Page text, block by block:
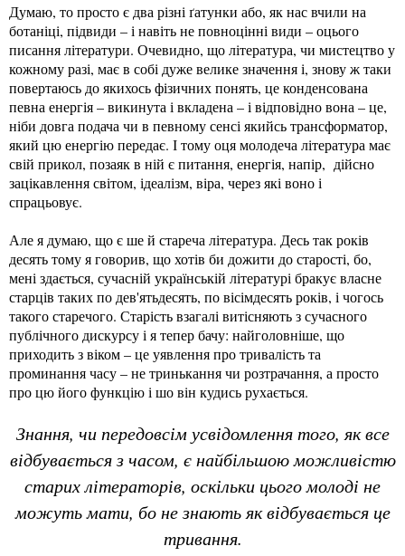
Думаю, то просто є два різні ґатунки або, як нас вчили на
ботаніці, підвиди – і навіть не повноцінні види – оцього
писання літератури. Очевидно, що література, чи мистецтво у
кожному разі, має в собі дуже велике значення і, знову ж таки
повертаюсь до якихось фізичних понять, це конденсована
певна енергія – викинута і вкладена – і відповідно вона – це,
ніби довга подача чи в певному сенсі якийсь трансформатор,
який цю енергію передає. І тому оця молодеча література має
свій прикол, позаяк в ній є питання, енергія, напір, дійсно
зацікавлення світом, ідеалізм, віра, через які воно і
спрацьовує.
Але я думаю, що є ше й стареча література. Десь так років
десять тому я говорив, що хотів би дожити до старості, бо,
мені здається, сучасній українській літературі бракує власне
старців таких по дев'ятьдесять, по вісімдесять років, і чогось
такого старечого. Старість взагалі витісняють з сучасного
публічного дискурсу і я тепер бачу: найголовніше, що
приходить з віком – це уявлення про тривалість та
проминання часу – не тринькання чи розтрачання, а просто
про цю його функцію і шо він кудись рухається.
Знання, чи передовсім усвідомлення того, як все
відбувається з часом, є найбільшою можливістю
старих літераторів, оскільки цього молоді не
можуть мати, бо не знають як відбувається це
тривання.